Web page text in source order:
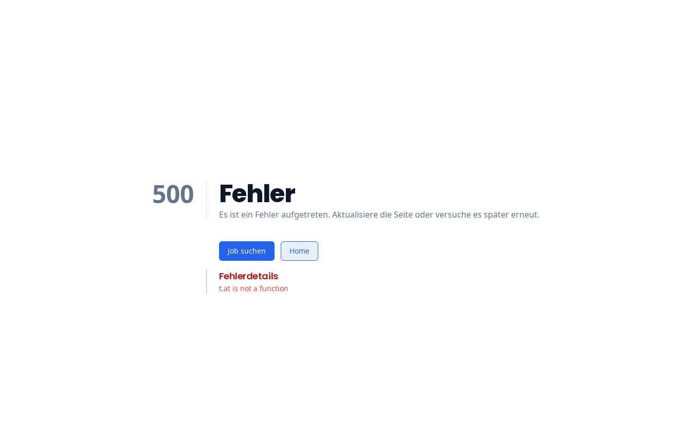
500 Fehler
Es ist ein Fehler aufgetreten. Aktualisiere die Seite oder versuche es später erneut.
Job suchen Home
Fehlerdetails
t.at is not a function